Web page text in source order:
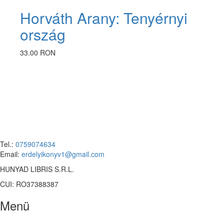
Horváth Arany: Tenyérnyi
ország
33.00 RON
Tel.: 0759074634
Email: erdelyikonyv1@gmail.com
HUNYAD LIBRIS S.R.L.
CUI: RO37388387
Menü